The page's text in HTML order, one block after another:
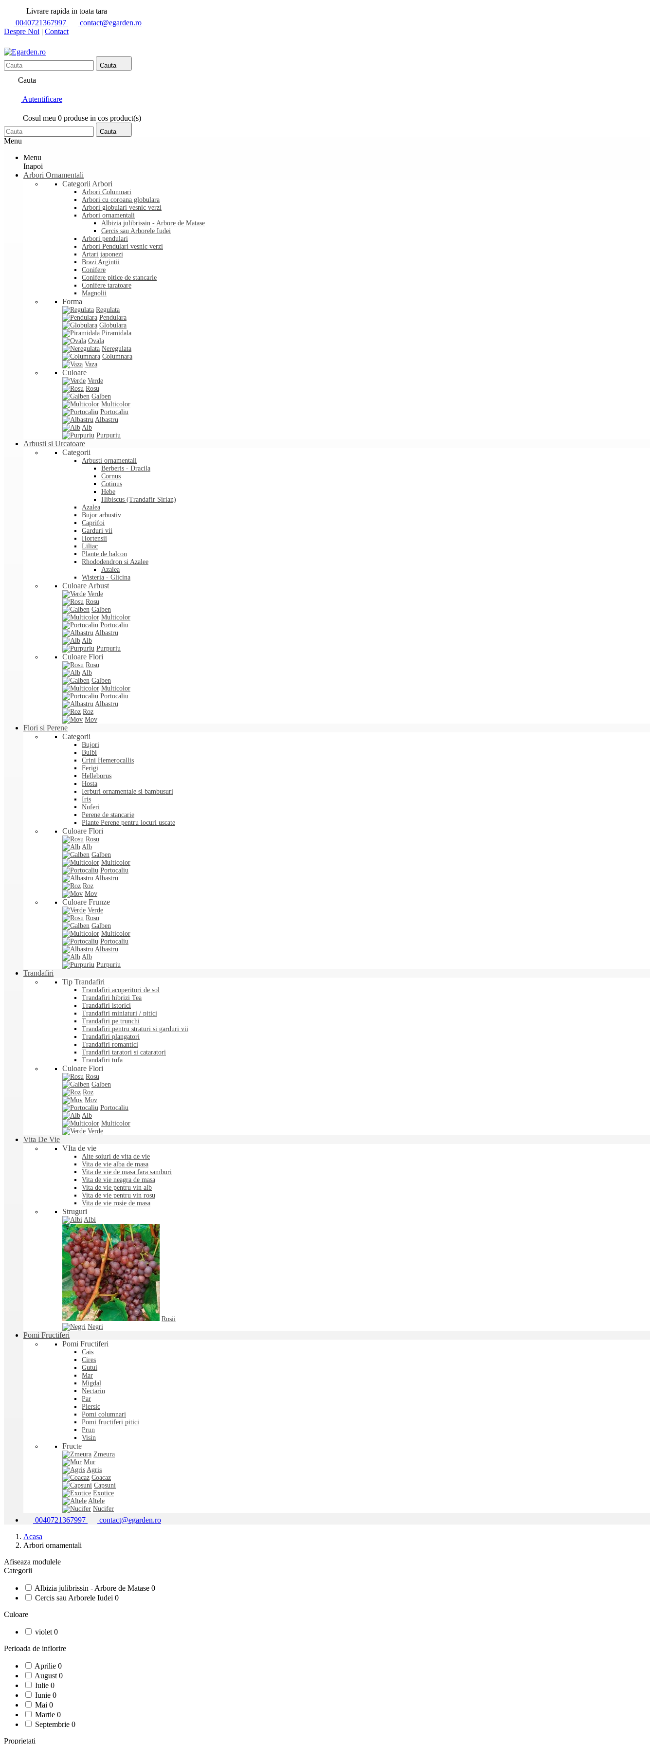
Livrare rapida in toata tara
0040721367997
contact@egarden.ro
Despre Noi | Contact
Cauta
Cauta
Autentificare
Cosul meu 0 produse in cos product(s)
Cauta
Menu
Menu
Inapoi
Arbori Ornamentali
Categorii Arbori
Arbori Columnari
Arbori cu coroana globulara
Arbori globulari vesnic verzi
Arbori ornamentali
Albizia julibrissin - Arbore de Matase
Cercis sau Arborele Iudei
Arbori pendulari
Arbori Pendulari vesnic verzi
Artari japonezi
Brazi Argintii
Conifere
Conifere pitice de stancarie
Conifere taratoare
Magnolii
Forma
Regulata
Pendulara
Globulara
Piramidala
Ovala
Neregulata
Columnara
Vaza
Culoare
Verde
Rosu
Galben
Multicolor
Portocaliu
Albastru
Alb
Purpuriu
Arbusti si Urcatoare
Categorii
Arbusti ornamentali
Berberis - Dracila
Cornus
Cotinus
Hebe
Hibiscus (Trandafir Sirian)
Azalea
Bujor arbustiv
Caprifoi
Garduri vii
Hortensii
Liliac
Plante de balcon
Rhododendron si Azalee
Azalea
Wisteria - Glicina
Culoare Arbust
Verde
Rosu
Galben
Multicolor
Portocaliu
Albastru
Alb
Purpuriu
Culoare Flori
Rosu
Alb
Galben
Multicolor
Portocaliu
Albastru
Roz
Mov
Flori si Perene
Categorii
Bujori
Bulbi
Crini Hemerocallis
Ferigi
Helleborus
Hosta
Ierburi ornamentale si bambusuri
Iris
Nuferi
Perene de stancarie
Plante Perene pentru locuri uscate
Culoare Flori
Rosu
Alb
Galben
Multicolor
Portocaliu
Albastru
Roz
Mov
Culoare Frunze
Verde
Rosu
Galben
Multicolor
Portocaliu
Albastru
Alb
Purpuriu
Trandafiri
Tip Trandafiri
Trandafiri acoperitori de sol
Trandafiri hibrizi Tea
Trandafiri istorici
Trandafiri miniaturi / pitici
Trandafiri pe trunchi
Trandafiri pentru straturi si garduri vii
Trandafiri plangatori
Trandafiri romantici
Trandafiri taratori si cataratori
Trandafiri tufa
Culoare Flori
Rosu
Galben
Roz
Mov
Portocaliu
Alb
Multicolor
Verde
Vita De Vie
VIta de vie
Alte soiuri de vita de vie
Vita de vie alba de masa
Vita de vie de masa fara samburi
Vita de vie neagra de masa
Vita de vie pentru vin alb
Vita de vie pentru vin rosu
Vita de vie rosie de masa
Struguri
Albi
Rosii
Negri
Pomi Fructiferi
Pomi Fructiferi
Cais
Cires
Gutui
Mar
Migdal
Nectarin
Par
Piersic
Pomi columnari
Pomi fructiferi pitici
Prun
Visin
Fructe
Zmeura
Mur
Agris
Coacaz
Capsuni
Exotice
Altele
Nucifer
0040721367997
contact@egarden.ro
Acasa
Arbori ornamentali
Afiseaza modulele
Categorii
Albizia julibrissin - Arbore de Matase 0
Cercis sau Arborele Iudei 0
Culoare
violet 0
Perioada de inflorire
Aprilie 0
August 0
Iulie 0
Iunie 0
Mai 0
Martie 0
Septembrie 0
Proprietati